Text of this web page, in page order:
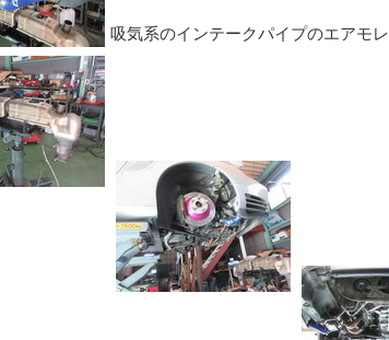
吸気系のインテークパイプのエアモ